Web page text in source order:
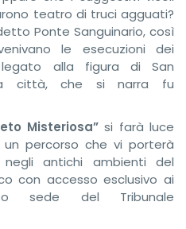
teatro di truci agguati?
Ponte Sanguinario, così
le esecuzioni dei
alla figura di San
città, che si narra fu
Misteriosa”si farà luce
percorso che vi porterà
antichi ambienti del
con accesso esclusivo ai
sede del Tribunale